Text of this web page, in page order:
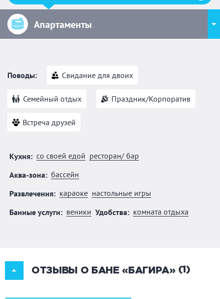
Апартаменты
Поводы: Свидание для двоих
Семейный отдых Праздник/Корпоратив
Встреча друзей
Кухня: со своей едой ресторан/ бар
Аква-зона: бассейн
Развлечения: караоке настольные игры
Банные услуги: веники Удобства: комната отдыха
ОТЗЫВЫ О БАНЕ «БАГИРА» (1)